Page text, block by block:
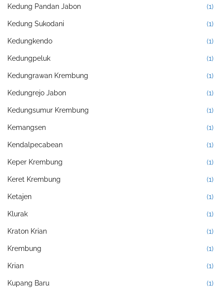
Kedung Pandan Jabon (1)
Kedung Sukodani (1)
Kedungkendo (1)
Kedungpeluk (1)
Kedungrawan Krembung (1)
Kedungrejo Jabon (1)
Kedungsumur Krembung (1)
Kemangsen (1)
Kendalpecabean (1)
Keper Krembung (1)
Keret Krembung (1)
Ketajen (1)
Klurak (1)
Kraton Krian (1)
Krembung (1)
Krian (1)
Kupang Baru (1)